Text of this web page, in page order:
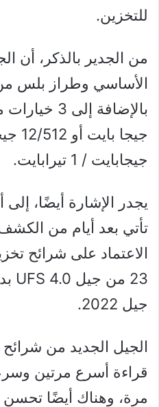
للتخزين.
من الجدير بالذكر، أن
جيجابايت / 1 تيرابايت.
يجدر الإشارة أيضًا،
تأتي بعد أيام من
الاعتماد على شرائح
جيل 2022.
الجيل الجديد من